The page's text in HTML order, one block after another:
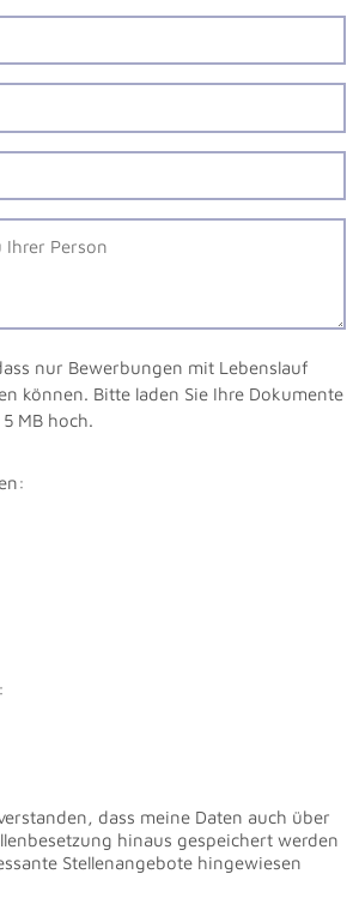
nur Bewerbungen mit Lebenslauf
können. Bitte laden Sie Ihre Dokumente
MB hoch.
dass meine Daten auch über
hinaus gespeichert werden
Stellenangebote hingewiesen